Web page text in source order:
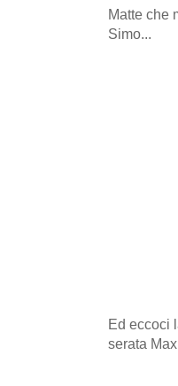
Matte che
Simo...
Ed eccoci
serata